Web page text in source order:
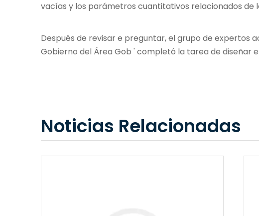
vacías y los parámetros cuantitativos relacionados de
Después de revisar e preguntar, el grupo de expertos
Gobierno del Área Gob ' completó la tarea de diseñar
Noticias Relacionadas